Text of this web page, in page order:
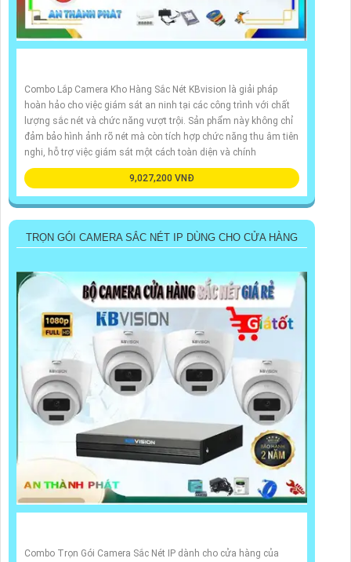
Combo Lắp Camera Kho Hàng Sắc Nét KBvision là giải pháp
hoàn hảo cho việc giám sát an ninh tại các công trình với chất
lượng sắc nét và chức năng vượt trội. Sản phẩm này không chỉ
đảm bảo hình ảnh rõ nét mà còn tích hợp chức năng thu âm tiên
nghi, hỗ trợ việc giám sát một cách toàn diện và chính
9,027,200 VNĐ
TRỌN GÓI CAMERA SẮC NÉT IP DÙNG CHO CỬA HÀNG
Combo Trọn Gói Camera Sắc Nét IP dành cho cửa hàng của